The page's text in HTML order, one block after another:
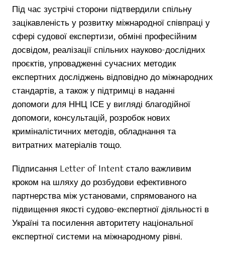
Під час зустрічі сторони підтвердили спільну
зацікавленість у розвитку міжнародної співпраці у
сфері судової експертизи, обміні професійним
досвідом, реалізації спільних науково-дослідних
проєктів, упровадженні сучасних методик
експертних досліджень відповідно до міжнародних
стандартів, а також у підтримці в наданні
допомоги для ННЦ ІСЕ у вигляді благодійної
допомоги, консультацій, розробок нових
криміналістичних методів, обладнання та
витратних матеріалів тощо.
Підписання Letter of Intent стало важливим
кроком на шляху до розбудови ефективного
партнерства між установами, спрямованого на
підвищення якості судово-експертної діяльності в
Україні та посилення авторитету національної
експертної системи на міжнародному рівні.